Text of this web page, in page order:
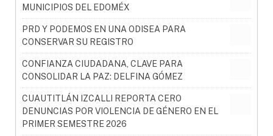
MUNICIPIOS DEL EDOMÉX
PRD Y PODEMOS EN UNA ODISEA PARA
CONSERVAR SU REGISTRO
CONFIANZA CIUDADANA, CLAVE PARA
CONSOLIDAR LA PAZ: DELFINA GÓMEZ
CUAUTITLÁN IZCALLI REPORTA CERO
DENUNCIAS POR VIOLENCIA DE GÉNERO EN EL
PRIMER SEMESTRE 2026